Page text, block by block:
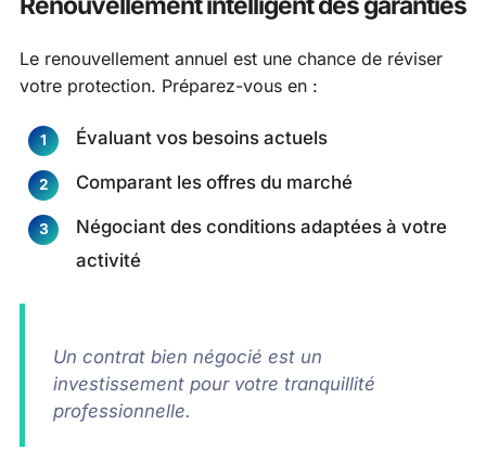
Le renouvellement annuel est une chance de réviser
votre protection. Préparez-vous en :
Évaluant vos besoins actuels
Comparant les offres du marché
Négociant des conditions adaptées à votre
activité
Un contrat bien négocié est un
investissement pour votre tranquillité
professionnelle.